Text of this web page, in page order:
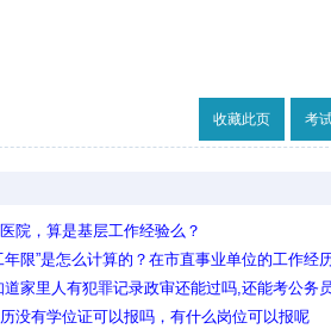
收藏此页 考
院，算是基层工作经验么？
年限”是怎么计算的？在市直事业单位的工作经
验？
家里人有犯罪记录政审还能过吗,还能考公务
没有学位证可以报吗，有什么岗位可以报呢